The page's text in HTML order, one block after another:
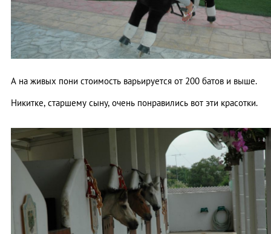
А на живых пони стоимость варьируется от 200 батов и выше.
Никитке, старшему сыну, очень понравились вот эти красотки.